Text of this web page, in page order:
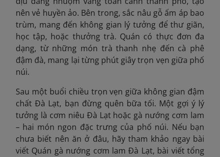
nên vẻ huyền ảo. Bên trong, sắc nâu gỗ ấm áp bao
trùm, mang đến không gian lý tưởng để thư giãn,
học tập, hoặc thưởng trà. Quán có thực đơn đa
dạng, từ những món trà thanh nhẹ đến cà phê
đậm đà, mang lại từng phút giây trọn vẹn giữa phố
núi.
Sau một buổi chiều trọn vẹn giữa không gian đậm
chất Đà Lạt, bạn đừng quên bữa tối. Một gợi ý lý
tưởng là cơm niêu Đà Lạt hoặc gà nướng cơm lam
– hai món ngon đặc trưng của phố núi. Nếu bạn
chưa biết nên ăn ở đâu, hãy tham khảo ngay bài
viết Quán gà nướng cơm lam Đà Lạt, bài viết tổng